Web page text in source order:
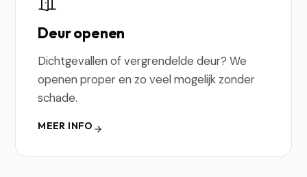
Deur openen
Dichtgevallen of vergrendelde deur? We
openen proper en zo veel mogelijk zonder
schade.
MEER INFO